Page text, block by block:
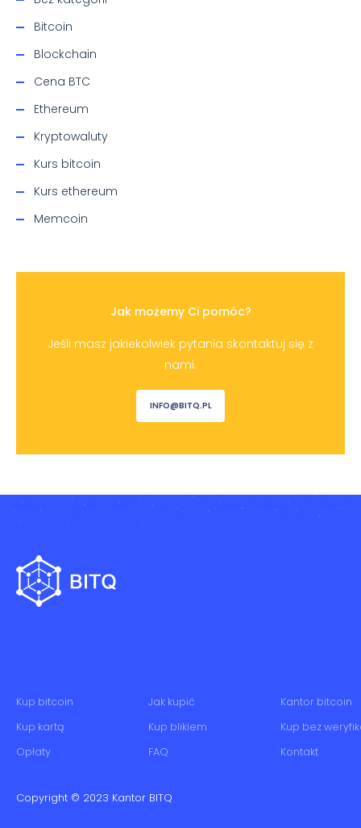
Bitcoin
Blockchain
Cena BTC
Ethereum
Kryptowaluty
Kurs bitcoin
Kurs ethereum
Memcoin
Jak możemy Ci pomóc?
Jeśli masz jakiekolwiek pytania skontaktuj się z
nami.
INFO@BITQ.PL
Kup bitcoin Jak kupić
Kantor bitcoin
Kup kartą
Kup blikiem
Kup bez
Opłaty
FAQ Kontakt
Copyright © 2023 Kantor BITQ